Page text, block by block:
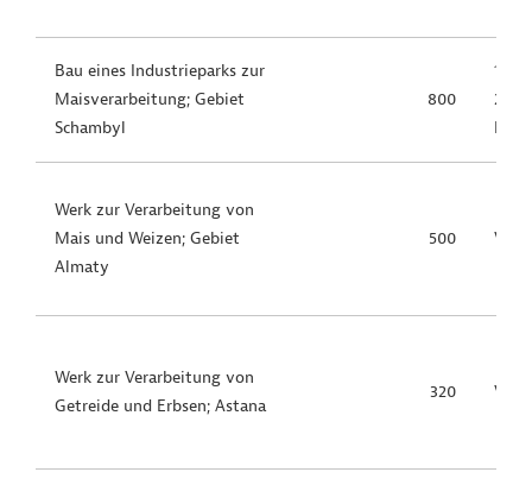
Bau eines Industrieparks zur
Maisverarbeitung; Gebiet
Schambyl
800
1.
Werk zur Verarbeitung von
Mais und Weizen; Gebiet
Almaty
500
Werk zur Verarbeitung von
Getreide und Erbsen; Astana
320